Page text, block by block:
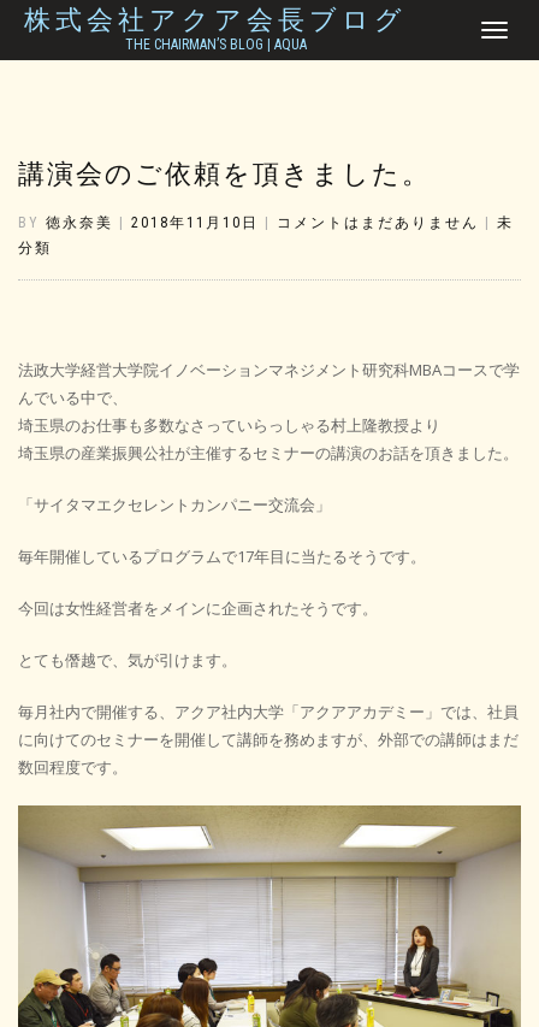
株式会社アクア会長ブログ
THE CHAIRMAN’S BLOG | AQUA
ナ
切
え
講演会のご依頼を頂きました。
BY 徳永奈美 2018年11月10日 コメントはまだありません
未
分類
法政大学経営大学院イノベーションマネジメント研究科MBAコースで学
んでいる中で、
埼玉県のお仕事も多数なさっていらっしゃる村上隆教授より
埼玉県の産業振興公社が主催するセミナーの講演のお話を頂きました。
「サイタマエクセレントカンパニー交流会」
毎年開催しているプログラムで17年目に当たるそうです。
今回は女性経営者をメインに企画されたそうです。
とても僭越で、気が引けます。
毎月社内で開催する、アクア社内大学「アクアアカデミー」では、社員
に向けてのセミナーを開催して講師を務めますが、外部での講師はまだ
数回程度です。